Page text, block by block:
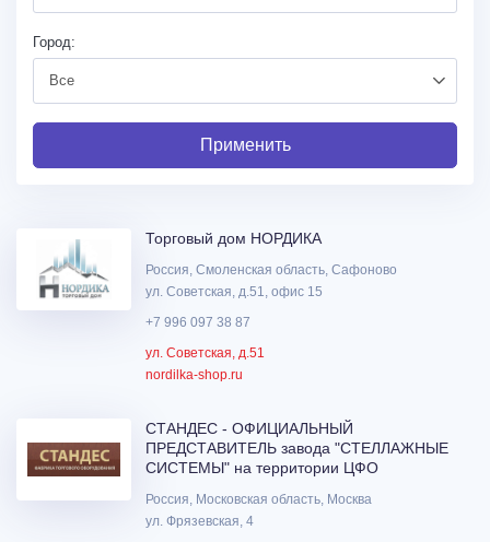
Город:
Все
Торговый дом НОРДИКА
Россия, Смоленская область, Сафоново
ул. Советская, д.51, офис 15
+7 996 097 38 87
ул. Советская, д.51
nordilka-shop.ru
СТАНДЕС - ОФИЦИАЛЬНЫЙ
ПРЕДСТАВИТЕЛЬ завода "СТЕЛЛАЖНЫЕ
СИСТЕМЫ" на территории ЦФО
Россия, Московская область, Москва
ул. Фрязевская, 4